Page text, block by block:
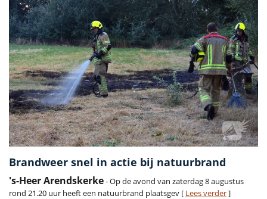
Brandweer snel in actie bij natuurbrand
's-Heer Arendskerke- Op de avond van zaterdag 8 augustus
rond 21.20 uur heeft een natuurbrand plaatsgev [ Lees verder]